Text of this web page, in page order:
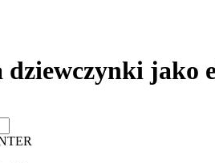
dziewczynki jako